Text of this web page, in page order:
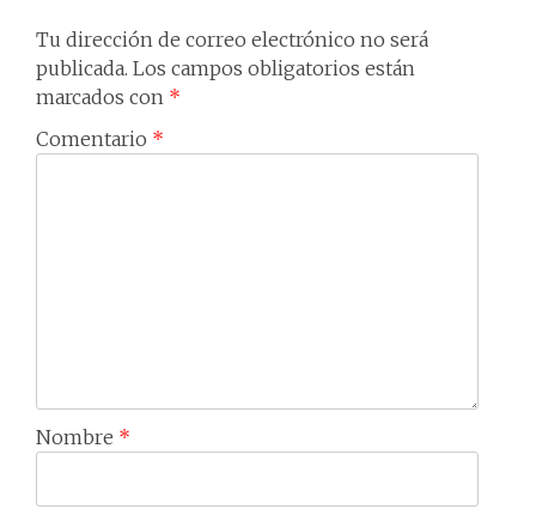
Tu dirección de correo electrónico no será
publicada. Los campos obligatorios están
marcados con *
Comentario *
Nombre *